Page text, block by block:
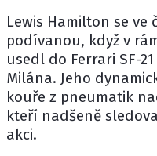
Lewis Hamilton se
podívanou, když v
usedl do Ferrari SF-
Milána. Jeho
kouře z pneumatik
kteří nadšeně
akci.